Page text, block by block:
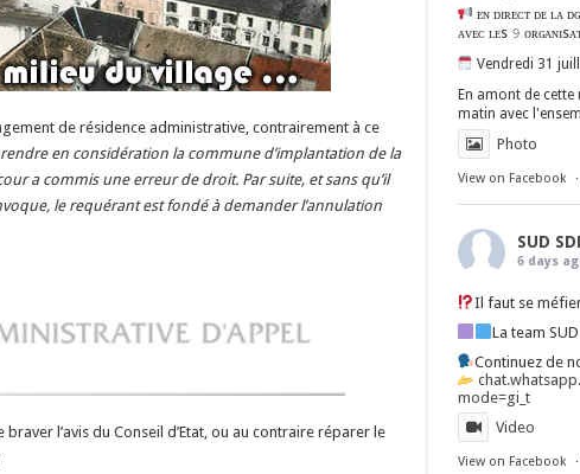
de résidence administrative, contrairement à ce
en considération la commune d’implantation de la
a commis une erreur de droit. Par suite, et sans qu’il
le requérant est fondé à demander l’annulation
l’avis du Conseil d’Etat, ou au contraire réparer le
ᴇɴ ᴅɪʀᴇᴄᴛ ᴅᴇ ʟᴀ
ᴀᴠᴇᴄ ʟᴇs 𝟿
Vendredi 31
En amont de
matin avec
Photo
View on Facebook ·
SUD
6 days
Il faut se
La team SUD
Continuez de
mode=gi_t
Video
View on Facebook ·